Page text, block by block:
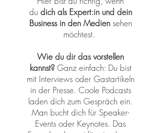
du dich als Expert:in und dein
Business in den Mediensehen
möchtest.
Wie du dir das vorstellen
kannst? Ganz einfach: Du bist
mit Interviews oder Gastartikeln
in der Presse. Coole Podcasts
laden dich zum Gespräch ein.
Man bucht dich für Speaker-
Events oder Keynotes. Das